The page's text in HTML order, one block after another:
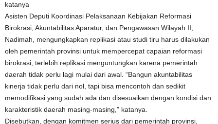
katanya
Asisten Deputi Koordinasi Pelaksanaan Kebijakan Reformasi
Birokrasi, Akuntabilitas Aparatur, dan Pengawasan Wilayah II,
Nadimah, mengungkapkan replikasi atau studi tiru harus dilakukan
oleh pemerintah provinsi untuk mempercepat capaian reformasi
birokrasi, terlebih replikasi menguntungkan karena pemerintah
daerah tidak perlu lagi mulai dari awal. “Bangun akuntabilitas
kinerja tidak perlu dari nol, tapi bisa mencontoh dan sedikit
memodifikasi yang sudah ada dan disesuaikan dengan kondisi dan
karakteristik daerah masing-masing,” katanya.
Disebutkan, dengan komitmen serius dari pemerintah provinsi,